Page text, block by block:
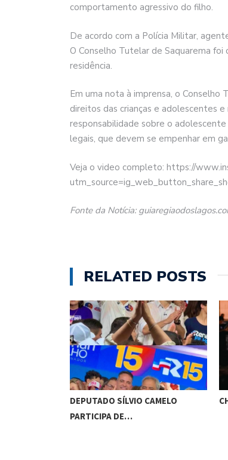
comportamento agressivo do filho.
De acordo com a Polícia Militar,
O Conselho Tutelar de Saquarema
residência.
Em uma nota à imprensa, o Conselho
direitos das crianças e adolescentes
responsabilidade sobre o
legais, que devem se empenhar em
Veja o video completo: https://
Fonte da Notícia:
RELATED POSTS
DEPUTADO SÍLVIO CAMELO
PARTICIPA DE…